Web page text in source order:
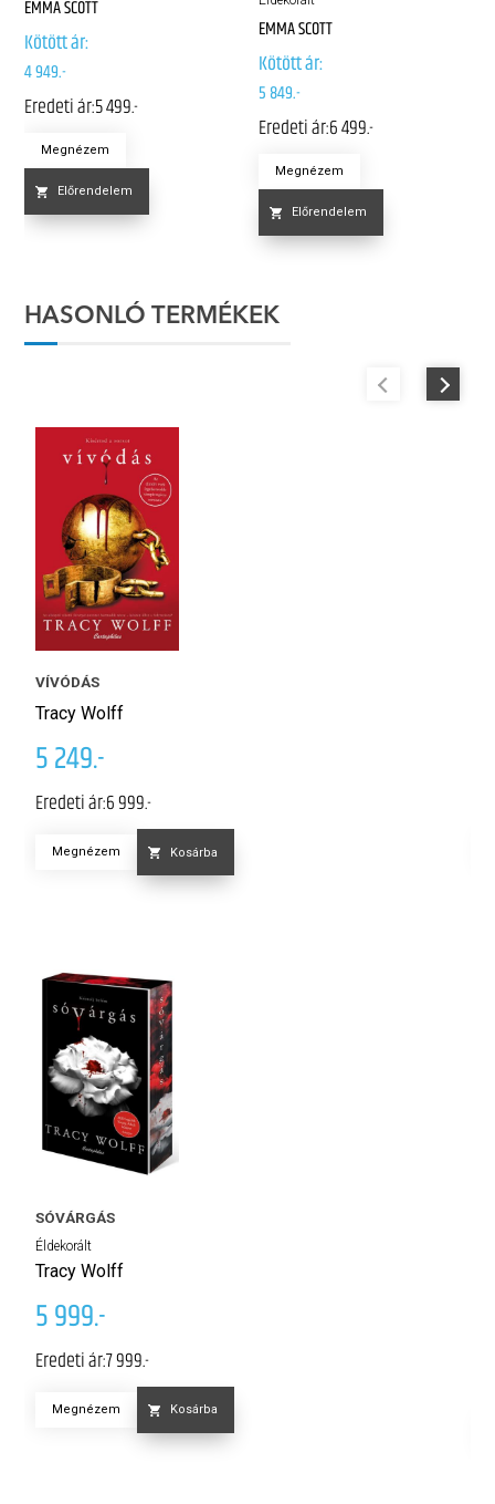
EMMA SCOTT
Kötött ár:
4 949.-
Eredeti ár:5 499.-
Megnézem
Előrendelem
EMMA SCOTT
Kötött ár:
5 849.-
Eredeti ár:6 499.-
Megnézem
Előrendelem
HASONLÓ TERMÉKEK
VÍVÓDÁS
Tracy Wolff
5 249.-
Eredeti ár:6 999.-
Megnézem Kosárba
SÓVÁRGÁS
Éldekorált
Tracy Wolff
5 999.-
Eredeti ár:7 999.-
Megnézem Kosárba